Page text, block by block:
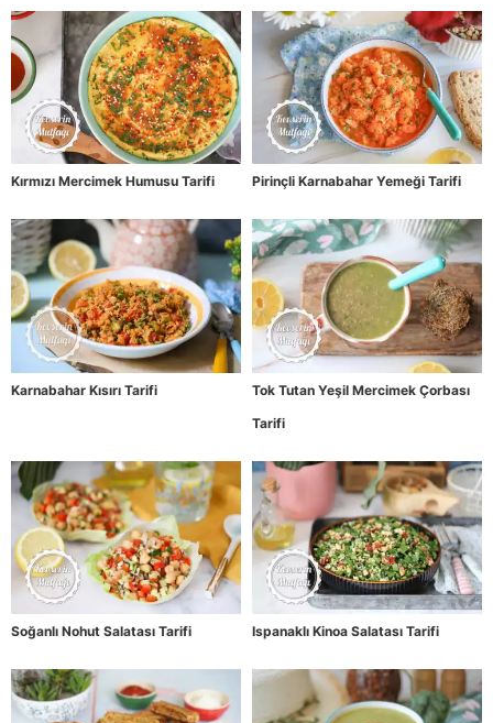
Kırmızı Mercimek Humusu Tarifi Pirinçli Karnabahar Yemeği Tarifi
Karnabahar Kısırı Tarifi
Tok Tutan Yeşil Mercimek Çorbası
Tarifi
Soğanlı Nohut Salatası Tarifi Ispanaklı Kinoa Salatası Tarifi